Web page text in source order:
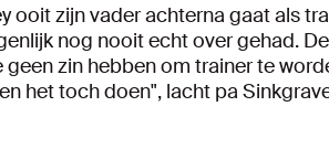
ooit zijn vader achterna gaat als
nog nooit echt over gehad.
geen zin hebben om trainer te
het toch doen", lacht pa